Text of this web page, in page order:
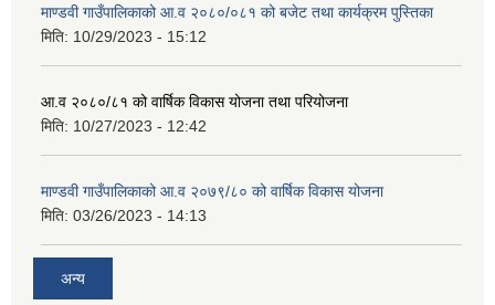
माण्डवी गाउँपालिकाको आ.व २०८०/०८१ को बजेट तथा कार्यक्रम पुस्तिका
मिति: 10/29/2023 - 15:12
आ.व २०८०/८१ को वार्षिक विकास योजना तथा परियोजना
मिति: 10/27/2023 - 12:42
माण्डवी गाउँपालिकाको आ.व २०७९/८० को वार्षिक विकास योजना
मिति: 03/26/2023 - 14:13
अन्य